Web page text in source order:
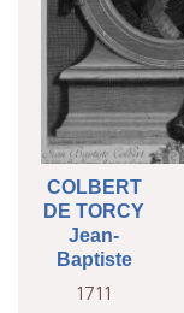
COLBERT
DE TORCY
Jean-
Baptiste
1711